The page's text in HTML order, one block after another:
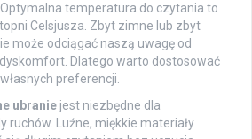
temperatura do czytania to
Celsjusza. Zbyt zimne lub zbyt
może odciągać naszą uwagę od
Dlatego warto dostosować
preferencji.
ubranie jest niezbędne dla
ruchów. Luźne, miękkie materiały